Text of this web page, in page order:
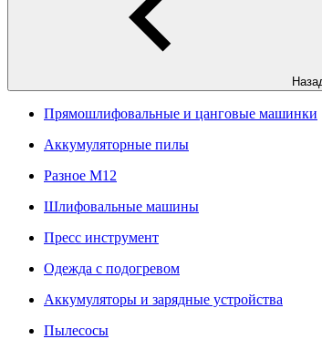
Прямошлифовальные и цанговые машинки
Аккумуляторные пилы
Разное M12
Шлифовальные машины
Пресс инструмент
Одежда с подогревом
Аккумуляторы и зарядные устройства
Пылесосы